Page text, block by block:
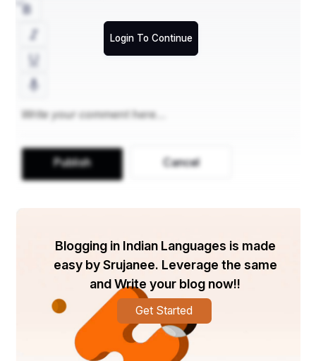
Login To Continue
Publish Cancel
Blogging in Indian Languages is made
easy by Srujanee. Leverage the same
and Write your blog now!!
Get Started